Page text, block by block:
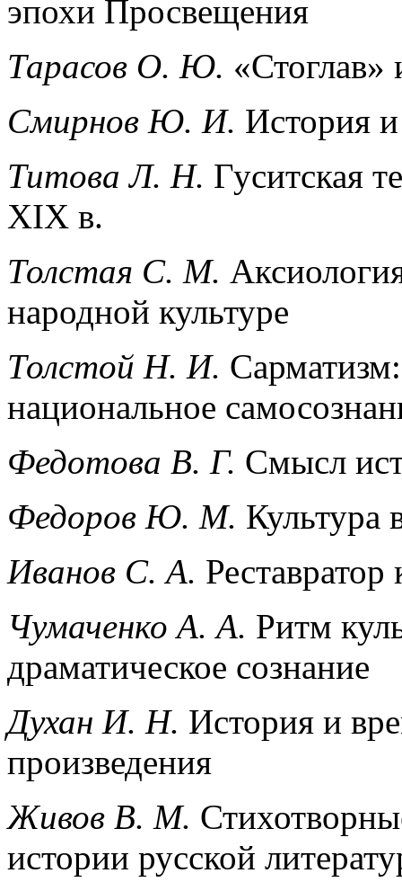
эпохи Просвещения
Тарасов О. Ю. «Стоглав»
Смирнов Ю. И. История
Титова Л. Н. Гуситская
XIX в.
Толстая С. М.
народной культуре
Толстой Н. И.
национальное
Федотова В. Г. Смысл
Федоров Ю. М. Культура
Иванов С. А.
Чумаченко А. А. Ритм
драматическое сознание
Духан И. Н. История и
произведения
Живов В. М.
истории русской